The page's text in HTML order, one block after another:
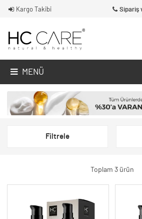
Kargo Takibi Sipariş
MENÜ
Filtrele
Toplam 3 ürün